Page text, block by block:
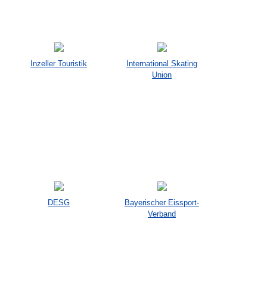
Inzeller Touristik
International Skating
Union
DESG
Bayerischer Eissport-
Verband